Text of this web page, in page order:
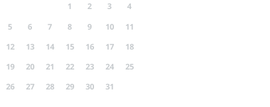
1 2 3
4
5
6 7 8 9 10
11
12
13 14 15 16 17
18
19
20 21 22 23 24
25
26
27 28 29 30 31